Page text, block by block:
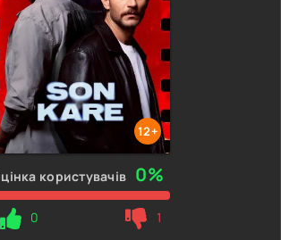
12+
користувачів 0%
0 1